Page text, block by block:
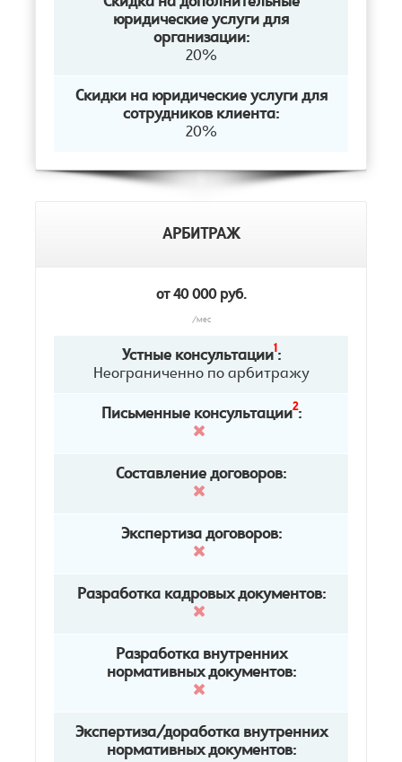
юридические услуги для
организации:
20%
Скидки на юридические услуги для
сотрудников клиента:
20%
АРБИТРАЖ
от 40 000 руб.
/мес
Устные консультации1:
Неограниченно по арбитражу
Письменные консультации2:
Составление договоров:
Экспертиза договоров:
Разработка кадровых документов:
Разработка внутренних
нормативных документов:
Экспертиза/доработка внутренних
нормативных документов: